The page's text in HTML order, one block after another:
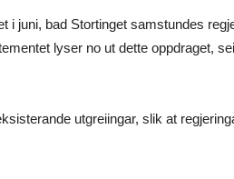
i juni, bad Stortinget samstundes
lyser no ut dette oppdraget,
utgreiingar, slik at